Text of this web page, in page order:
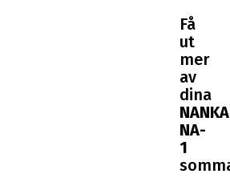
Få
ut
mer
av
dina
NA-
1